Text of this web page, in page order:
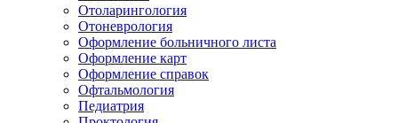
Отоларингология
Отоневрология
Оформление больничного листа
Оформление карт
Оформление справок
Офтальмология
Педиатрия